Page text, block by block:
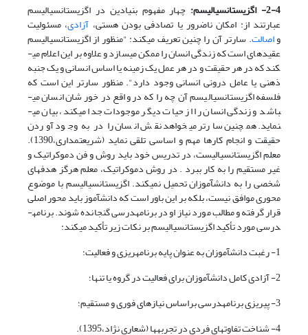
2-4- اگزیستانسیالیسم:
چهار مفهوم بنیادین در اگزیستانسیالیسم
عبارتند از: امکان ناضرور یا تصادفی بودن هستی، آزادی، مسئولیت
واصالت. سارتر آن را چنین تعریف می­کند: "منظور از اگزیستانسیالیسم
عقیده­ای است که زندگی انسان را ممکن می­سازد و علاوه بر این اعلام می­
کند که در هر حقیقت و در هر عمل یک زمینه یا اساس انسانی و یک جنبه
ذهنی یا عامل درونی انسانی وجود دارد". منظور سارتر این است که
فلسفه اگزیستانسیالیسم آن چه را که در واقع در خور شان انسان می­
باشد و زندگی انسان را از حیات دیگر موجودات جدا می­کند، بیان می­
نماید. همچنین سارتر می­خواهد نقش انسان را در به وجود آوردن
حقیقت و انجام کارها مهم و اساسی تلقی نماید (شریعتمداری،1390).
معلم اگزیستانسیالیست، در تدریس خود باید روش و فن دموکراتیک و
غیر مستقیم را به کار ببرد . در روش دموکراتیک، معلم هرگز هدف­های
شخصی را به دانش­آموزان تحمیل نمی­کند. اگزیستانسیالیسم با موضوع
محوری موافق نیست، بلکه بر این باور است که دانش­آموز باید محور اصلی
قرار گرفته و مطالب مورد نیاز او در برنامه­درسی گنجانده شوند. برنامه­
درسی مورد تأکید اگزیستانسیالیسم بر نکات زیر تأکید می­کند:
1- رغبت دانش­آموزان به عنوان پایه برنامه­ریزی و فعالیت؛
2- آزادی کامل دانش­آموزان برای فعالیت در گروه یا تنها؛
3- پی­ریزی برنامه­درسی براساس نیازهای فوری و مستقیم؛
4- شناخت تفاوت­های فردی در تجربه­ها (شعاری نژاد،1395).